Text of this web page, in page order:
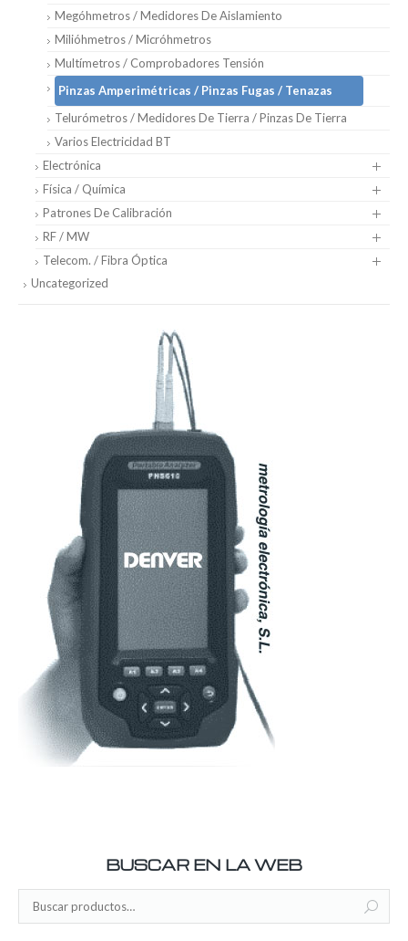
Megóhmetros / Medidores De Aislamiento
Milióhmetros / Micróhmetros
Multímetros / Comprobadores Tensión
Pinzas Amperimétricas / Pinzas Fugas / Tenazas
Telurómetros / Medidores De Tierra / Pinzas De Tierra
Varios Electricidad BT
Electrónica
Física / Química
Patrones De Calibración
RF / MW
Telecom. / Fibra Óptica
Uncategorized
BUSCAR EN LA WEB